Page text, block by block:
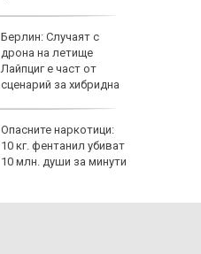
Берлин: Случаят с
дрона на летище
Лайпциг е част от
сценарий за хибридна
Опасните наркотици:
10 кг. фентанил убиват
10 млн. души за минути